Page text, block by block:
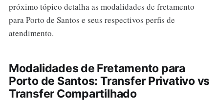
próximo tópico detalha as modalidades de fretamento
para Porto de Santos e seus respectivos perfis de
atendimento.
Modalidades de Fretamento para
Porto de Santos: Transfer Privativo vs
Transfer Compartilhado